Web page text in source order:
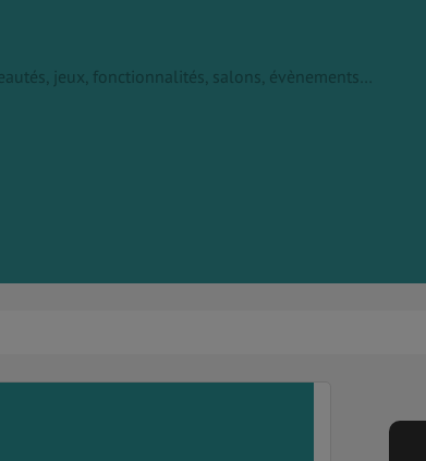
jeux, fonctionnalités, salons, évènements…